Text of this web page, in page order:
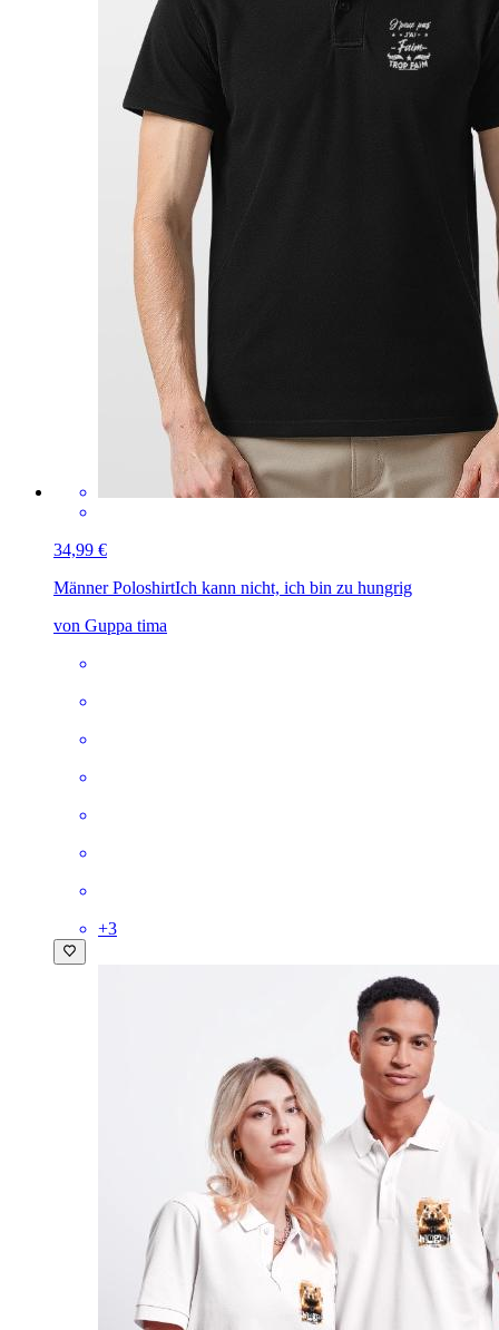
34,99 €
Männer PoloshirtIch kann nicht, ich bin zu hungrig
von Guppa tima
+3